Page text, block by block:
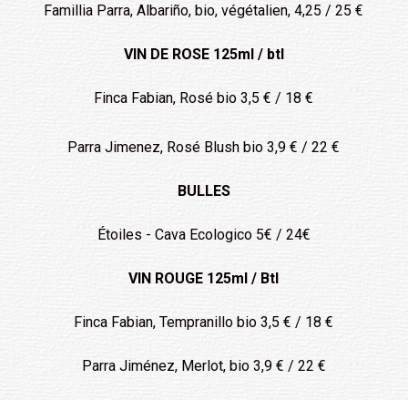
Famillia Parra, Albariño, bio, végétalien, 4,25 / 25 €
VIN DE ROSE 125ml / btl
Finca Fabian, Rosé bio 3,5 € / 18 €
Parra Jimenez, Rosé Blush bio 3,9 € / 22 €
BULLES
Étoiles - Cava Ecologico 5€ / 24€
VIN ROUGE 125ml / Btl
Finca Fabian, Tempranillo bio 3,5 € / 18 €
Parra Jiménez, Merlot, bio 3,9 € / 22 €